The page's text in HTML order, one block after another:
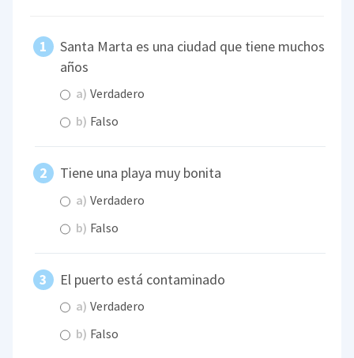
Santa Marta es una ciudad que tiene muchos
años
a) Verdadero
b) Falso
Tiene una playa muy bonita
a) Verdadero
b) Falso
El puerto está contaminado
a) Verdadero
b) Falso